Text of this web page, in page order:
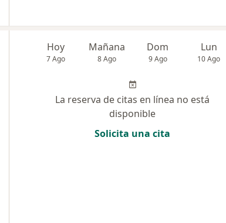
Hoy
7 Ago
Mañana
8 Ago
Dom
9 Ago
Lun
10 Ago
La reserva de citas en línea no está
disponible
Solicita una cita